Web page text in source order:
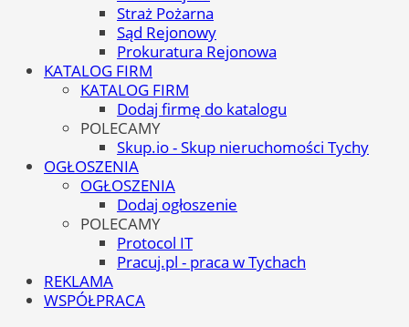
Straż Pożarna
Sąd Rejonowy
Prokuratura Rejonowa
KATALOG FIRM
KATALOG FIRM
Dodaj firmę do katalogu
POLECAMY
Skup.io - Skup nieruchomości Tychy
OGŁOSZENIA
OGŁOSZENIA
Dodaj ogłoszenie
POLECAMY
Protocol IT
Pracuj.pl - praca w Tychach
REKLAMA
WSPÓŁPRACA